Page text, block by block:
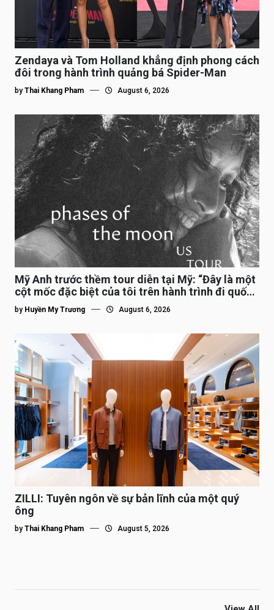
Zendaya và Tom Holland khẳng định phong cách
đôi trong hành trình quảng bá Spider-Man
by Thai Khang Pham August 6, 2026
Mỹ Anh trước thềm tour diễn tại Mỹ: “Đây là một
cột mốc đặc biệt của tôi trên hành trình đi quốc
tế”
by Huyền My Trương August 6, 2026
ZILLI: Tuyên ngôn về sự bản lĩnh của một quý
ông
by Thai Khang Pham August 5, 2026